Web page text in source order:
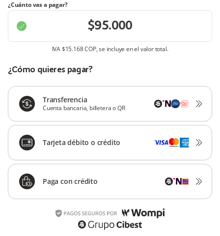
¿Cuánto vas a pagar?
IVA$15.168 COP, se incluye en el valor total.
¿Cómo quieres pagar?
Transferencia
Cuenta bancaria, billetera o QR
Tarjeta débito o crédito
Paga con crédito